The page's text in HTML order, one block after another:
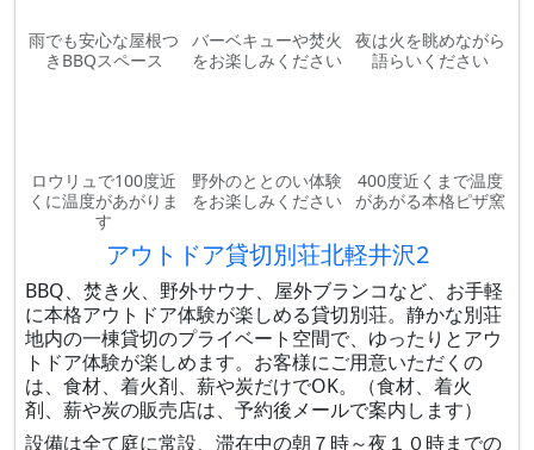
雨でも安心な屋根つ
きBBQスペース
バーベキューや焚火
をお楽しみください
夜は火を眺めながら
語らいください
ロウリュで100度近
くに温度があがりま
す
野外のととのい体験
をお楽しみください
400度近くまで温度
があがる本格ピザ窯
アウトドア貸切別荘北軽井沢2
BBQ、焚き火、野外サウナ、屋外ブランコなど、お手軽
に本格アウトドア体験が楽しめる貸切別荘。静かな別荘
地内の一棟貸切のプライベート空間で、ゆったりとアウ
トドア体験が楽しめます。お客様にご用意いただくの
は、食材、着火剤、薪や炭だけでOK。（食材、着火
剤、薪や炭の販売店は、予約後メールで案内します）
設備は全て庭に常設、滞在中の朝７時～夜１０時までの